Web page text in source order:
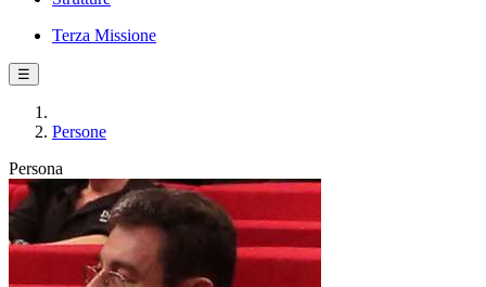
Terza Missione
☰
Persone
Persona